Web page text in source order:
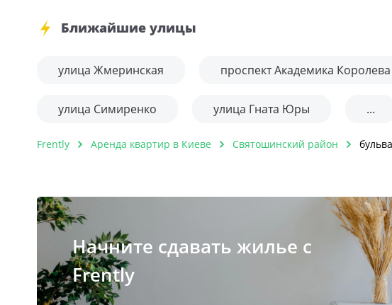
Ближайшие улицы
улица Жмеринская проспект Академика Королева
улица Симиренко улица Гната Юры ...
Frently Аренда квартир в Киеве Святошинский район
Начните сдавать жилье с
Frently